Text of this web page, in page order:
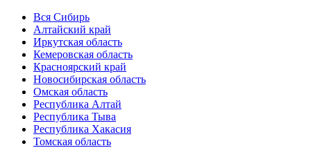
Вся Сибирь
Алтайский край
Иркутская область
Кемеровская область
Красноярский край
Новосибирская область
Омская область
Республика Алтай
Республика Тыва
Республика Хакасия
Томская область